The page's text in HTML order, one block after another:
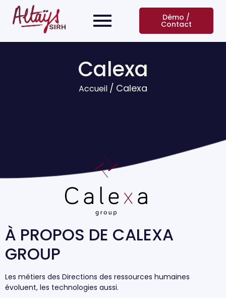
Démo /
Contact
Calexa
Accueil / Calexa
À PROPOS DE CALEXA
GROUP
Les métiers des Directions des ressources humaines
évoluent, les technologies aussi.